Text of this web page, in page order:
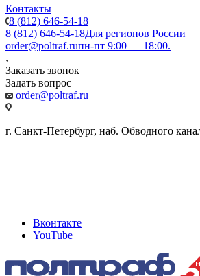
Контакты
8 (812) 646-54-18
8 (812) 646-54-18Для регионов России
order@poltraf.ruпн-пт 9:00 — 18:00.
Заказать звонок
Задать вопрос
order@poltraf.ru
г. Санкт-Петербург, наб. Обводного
Вконтакте
YouTube